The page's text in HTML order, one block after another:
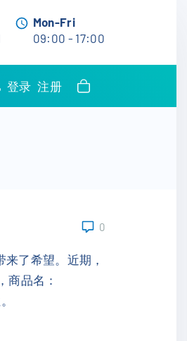
Mon-Fri
09:00 - 17:00
登录 注册
0
了希望。近期，
商品名：